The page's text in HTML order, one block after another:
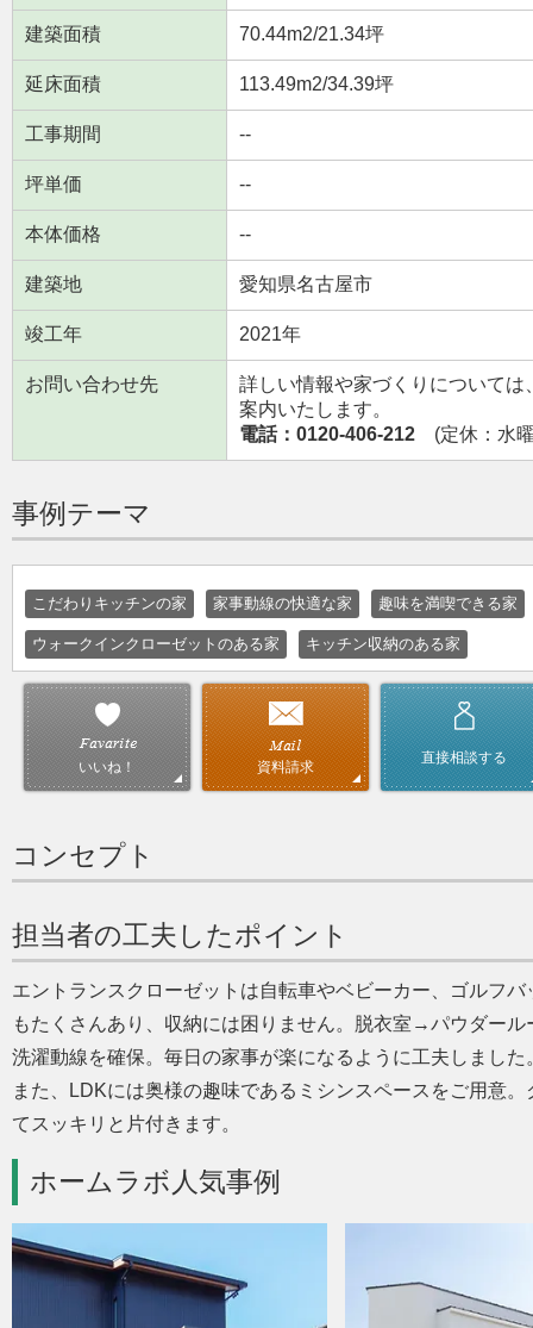
建築面積 70.44m2/21.34坪
延床面積 113.49m2/34.39坪
工事期間 --
坪単価 --
本体価格 --
建築地 愛知県名古屋市
竣工年 2021年
お問い合わせ先
詳しい情報や家づくりについて
案内いたします。
電話：0120-406-212 (定休：水
事例テーマ
こだわりキッチンの家 家事動線の快適な家 趣味を満喫できる家
ウォークインクローゼットのある家 キッチン収納のある家
いいね！ 資料請求
直接相談する
コンセプト
担当者の工夫したポイント
エントランスクローゼットは自転車やベビーカー、ゴルフ
もたくさんあり、収納には困りません。脱衣室→パウダー
洗濯動線を確保。毎日の家事が楽になるように工夫しました
また、LDKには奥様の趣味であるミシンスペースをご用意
てスッキリと片付きます。
ホームラボ人気事例